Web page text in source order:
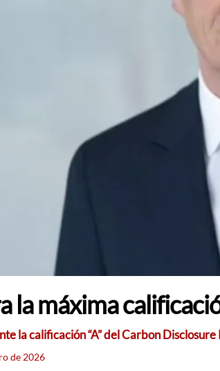
la máxima
la calificación “A” del Carbon
de 2026